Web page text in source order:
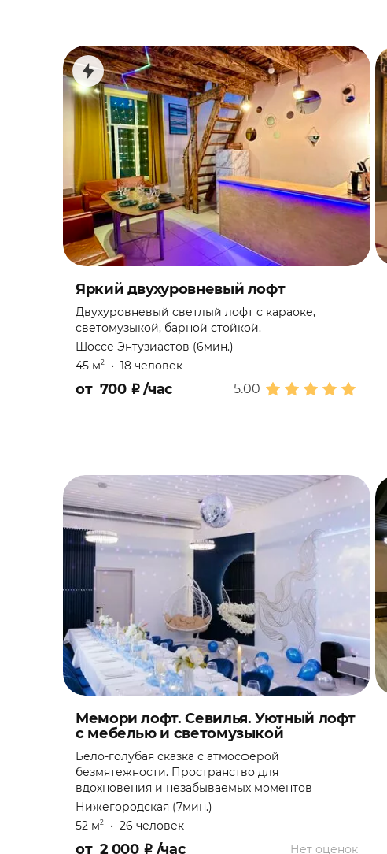
Яркий двухуровневый лофт
Двухуровневый светлый лофт с караоке,
светомузыкой, барной стойкой.
Шоссе Энтузиастов (6мин.)
45 м2 • 18 человек
5.00
от 700 ₽/час
Мемори лофт. Севилья. Уютный лофт
с мебелью и светомузыкой
Бело-голубая сказка с атмосферой
безмятежности. Пространство для
вдохновения и незабываемых моментов
Нижегородская (7мин.)
52 м2 • 26 человек
Нет оценок
от 2 000 ₽ /час